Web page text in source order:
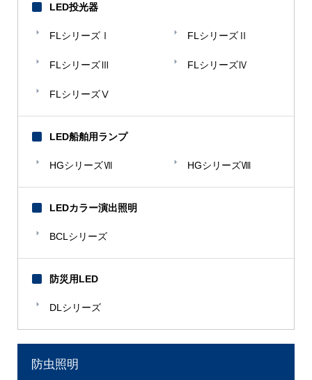
【ま】
マルト水谷
モロゾフチョコレート
【や】
山本建設
LED投光器
FLシリーズⅠ FLシリーズⅡ
FLシリーズⅢ FLシリーズⅣ
FLシリーズⅤ
LED船舶用ランプ
HGシリーズⅦ HGシリーズⅧ
LEDカラー演出照明
BCLシリーズ
防災用LED
DLシリーズ
防虫照明